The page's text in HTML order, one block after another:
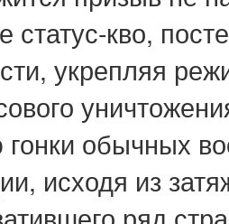
статус-кво,
укрепляя
обычных
исходя из